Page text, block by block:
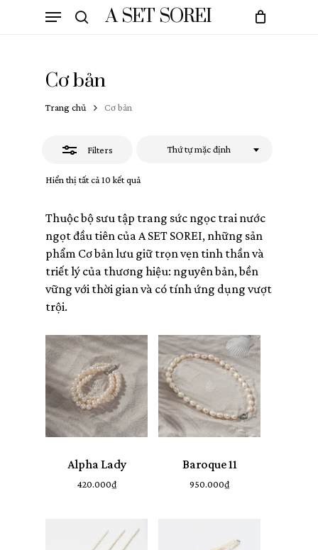
A SET SOREI
Menu
Cơ bản
Trang chủ Cơ bản
Filters
Hiển thị tất cả 10 kết quả
Thứ tự mặc định
Thuộc bộ sưu tập trang sức ngọc trai nước
ngọt đầu tiên của A SET SOREI, những sản
phẩm Cơ bản lưu giữ trọn vẹn tinh thần và
triết lý của thương hiệu: nguyên bản, bền
vững với thời gian và có tính ứng dụng vượt
trội.
Alpha Lady
420.000₫
Baroque 11
950.000₫